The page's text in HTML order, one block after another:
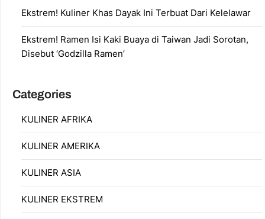
Ekstrem! Kuliner Khas Dayak Ini Terbuat Dari Kelelawar
Ekstrem! Ramen Isi Kaki Buaya di Taiwan Jadi Sorotan,
Disebut ‘Godzilla Ramen’
Categories
KULINER AFRIKA
KULINER AMERIKA
KULINER ASIA
KULINER EKSTREM